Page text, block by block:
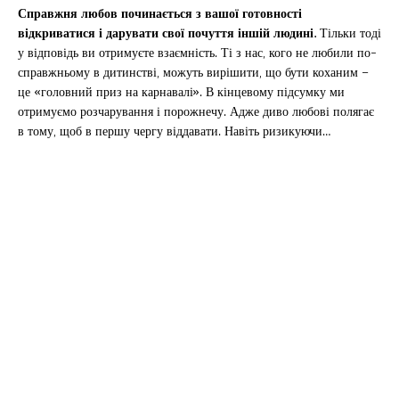
Справжня любов починається з вашої готовності
відкриватися і дарувати свої почуття іншій людині.Тільки тоді
у відповідь ви отримуєте взаємність. Ті з нас, кого не любили по-
справжньому в дитинстві, можуть вирішити, що бути коханим –
це «головний приз на карнавалі». В кінцевому підсумку ми
отримуємо розчарування і порожнечу. Адже диво любові полягає
в тому, щоб в першу чергу віддавати. Навіть ризикуючи…